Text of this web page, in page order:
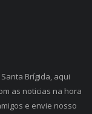
Brígida, aqui
as noticias na hora
e envie nosso